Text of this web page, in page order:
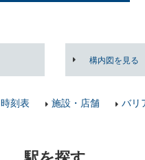
構内図を見る
時刻表 施設・店舗 バリ